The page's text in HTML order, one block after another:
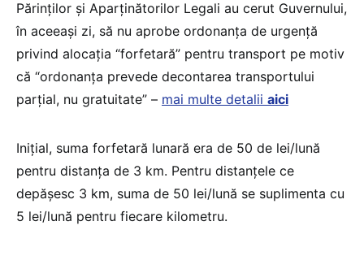
Părinţilor şi Aparţinătorilor Legali au cerut Guvernului,
în aceeași zi, să nu aprobe ordonanța de urgență
privind alocația “forfetară” pentru transport pe motiv
că “ordonanța prevede decontarea transportului
parțial, nu gratuitate” – mai multe detalii aici
Inițial, suma forfetară lunară era de 50 de lei/lună
pentru distanţa de 3 km. Pentru distanţele ce
depăşesc 3 km, suma de 50 lei/lună se suplimenta cu
5 lei/lună pentru fiecare kilometru.